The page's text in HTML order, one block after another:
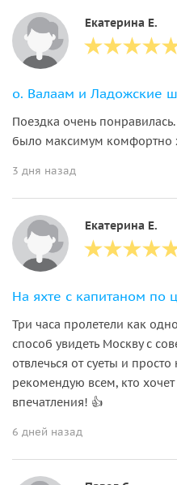
Екатерина Е.
Поездка очень
было максимум комфортно
3 дня назад
Екатерина Е.
Три часа пролетели как
способ увидеть Москву с
отвлечься от суеты и
рекомендую всем, кто
впечатления! 👍
6 дней назад